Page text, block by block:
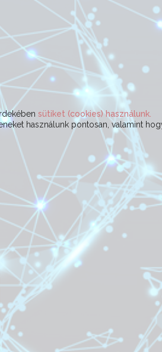
sütiket (cookies) használunk.
használunk pontosan, valamint